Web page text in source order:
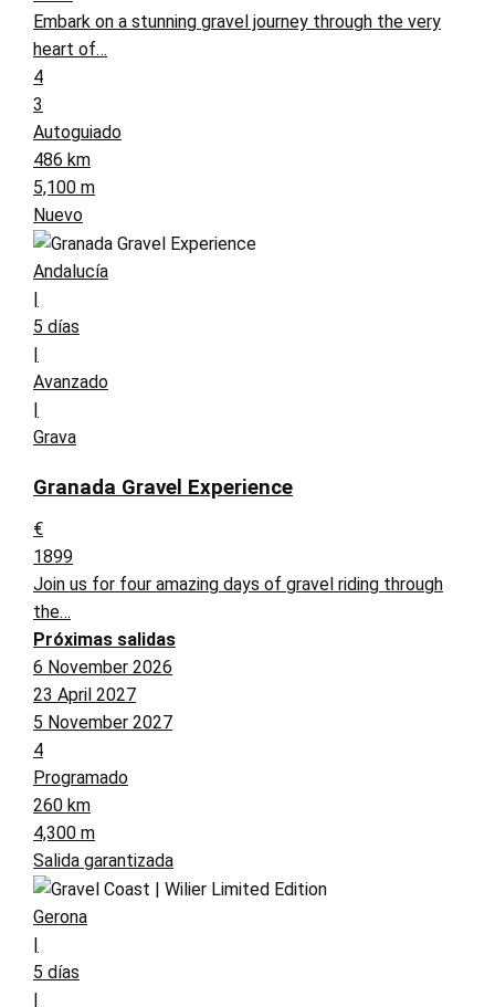
Embark on a stunning gravel journey through the very
heart of…
4
3
Autoguiado
486 km
5,100 m
Nuevo
Andalucía
5 días
Avanzado
Grava
Granada Gravel Experience
€
1899
Join us for four amazing days of gravel riding through
the…
Próximas salidas
6 November 2026
23 April 2027
5 November 2027
4
Programado
260 km
4,300 m
Salida garantizada
Gerona
5 días